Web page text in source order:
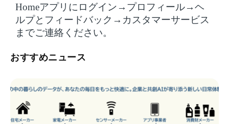
Homeアプリにログイン→プロフィール→ヘ
ルプとフィードバック→カスタマーサービス
までご連絡ください。
おすすめニュース